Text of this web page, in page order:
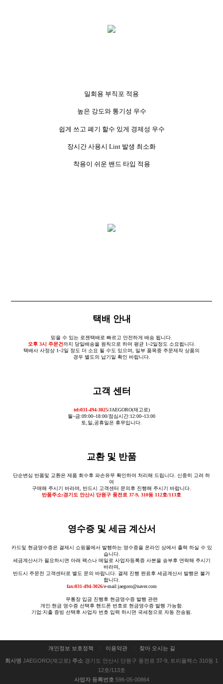
일회용 부직포 적용
높은 강도와 통기성 우수
쉽게 쓰고 폐기 할수 있게 경제성 우수
장시간 사용시 Lint 발생 최소화
착용이 쉬운 밴드 타입 적용
택배 안내
믿을 수 있는 로젠택배로 빠르고 안전하게 배송 됩니다.
오후 3시 주문건까지 당일배송을 원칙으로 하며 평균 1~2일정도 소요됩니다.
택배사 사정상 1~2일 정도 더 소요 될 수도 있으며, 일부 품목중 주문제작 상품의
경우 별도의 납기일 확인 바랍니다.
고객 센터
tel:031-494-3025/JAEGORO(재고로)
월~금:09:00~18:00/점심시간:12:00~13:00
토,일,공휴일은 휴무입니다.
교환 및 반품
단순변심 반품및 교환은 제품 회수후 파손유무 확인하여 처리해 드립니다. 신중히 고려 하
여
구매해 주시기 바라며, 반드시 고객센터 문의후 진행해 주시기 바랍니다.
반품주소:경기도 안산시 단원구 풍전로 37-9, 310동 112호/113호
영수증 및 세금 계산서
카드및 현금영수증은 결제시 쇼핑몰에서 발행하는 영수증을 온라인 상에서 출력 하실 수 있
습니다.
세금계산서가 필요하시면 아래 팩스나 메일로 사업자등록증 사본을 송부후 연락해 주시기
바라며,
반드시 주문전 고객센터로 별도 문의 바랍니다. 결제 진행 완료후 세금계산서 발행은 불가
합니다.
fax:031-494-3026/e-mail:jaegoro@naver.com
무통장 입금 진행후 현금영수증 발행 관련
개인:현금 영수증 선택후 핸드폰 번호로 현금영수증 발행 가능함.
기업:지출 증빙 선택후 사업자 번호 입력 하시면 국세청으로 자동 전송됨.
개인정보 보호정책 이용약관 찾아 오시는 길
회사명 JAEGORO(재고로) 주소 경기도 안산시 단원구 풍전로 37-9, 트리플렉스 310동 1
12호/113호
사업자 등록번호 596-05-00864